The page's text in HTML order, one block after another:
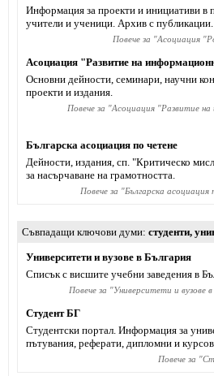
Информация за проекти и инициативи в
учители и ученици. Архив с
Повече за "Асоциация
Асоциация "Развитие на
Основни дейности, семинари, научни
проекти и издания.
Повече за "Асоциация "Развитие
Българска асоциация по четене
Дейности, издания, сп. "Критическо
за насърчаване на грамотността.
Повече за "Българска асоциация
Съвпадащи ключови думи студенти,
Университети и вузове в България
Списък с висшите учебни заведения в
Повече за "Университети и вузове в
Студент БГ
Студентски портал. Информация за
пътувания, реферати, дипломни и
Повече за "